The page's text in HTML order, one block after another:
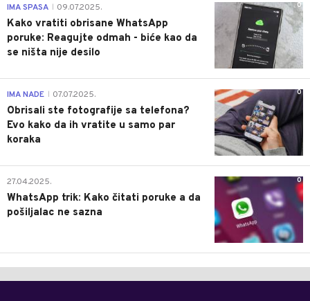
0
IMA SPASA 09.07.2025.
Kako vratiti obrisane WhatsApp
poruke: Reagujte odmah - biće kao da
se ništa nije desilo
0
IMA NADE 07.07.2025.
Obrisali ste fotografije sa telefona?
Evo kako da ih vratite u samo par
koraka
0
27.04.2025.
WhatsApp trik: Kako čitati poruke a da
pošiljalac ne sazna